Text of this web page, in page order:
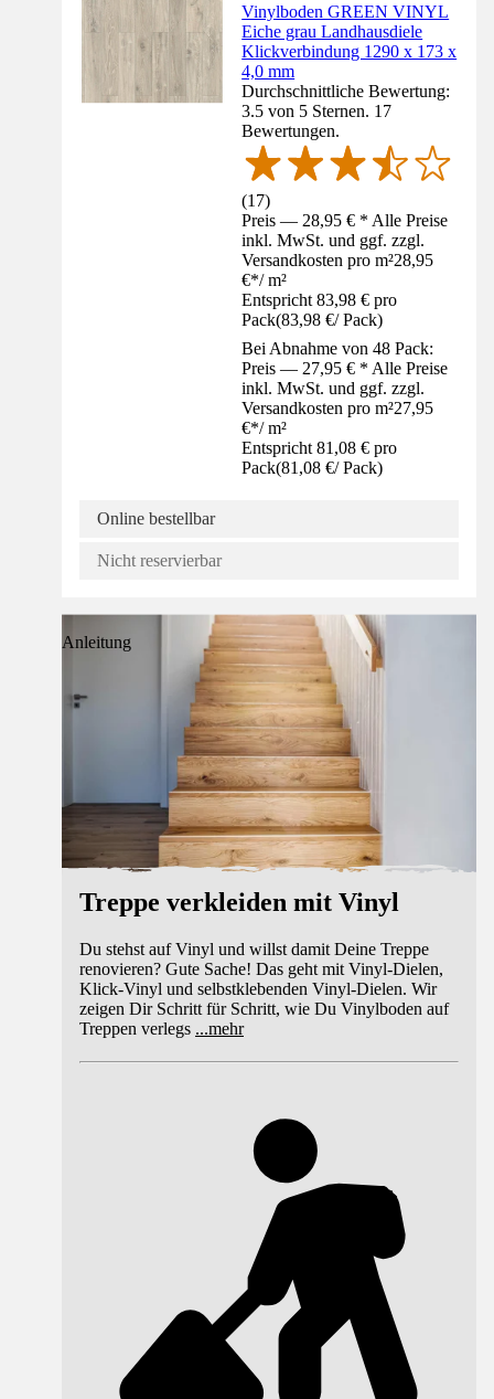
Vinylboden GREEN VINYL
Eiche grau Landhausdiele
Klickverbindung 1290 x 173 x
4,0 mm
Durchschnittliche Bewertung:
3.5 von 5 Sternen. 17
Bewertungen.
(17)
Preis — 28,95 € * Alle Preise
inkl. MwSt. und ggf. zzgl.
Versandkosten pro m²28,95
€*/ m²
Entspricht 83,98 € pro
Pack(83,98 €/ Pack)
Bei Abnahme von 48 Pack:
Preis — 27,95 € * Alle Preise
inkl. MwSt. und ggf. zzgl.
Versandkosten pro m²27,95
€*/ m²
Entspricht 81,08 € pro
Pack(81,08 €/ Pack)
Online bestellbar
Nicht reservierbar
Anleitung
Treppe verkleiden mit Vinyl
Du stehst auf Vinyl und willst damit Deine Treppe
renovieren? Gute Sache! Das geht mit Vinyl-Dielen,
Klick-Vinyl und selbstklebenden Vinyl-Dielen. Wir
zeigen Dir Schritt für Schritt, wie Du Vinylboden auf
Treppen verlegs ...mehr